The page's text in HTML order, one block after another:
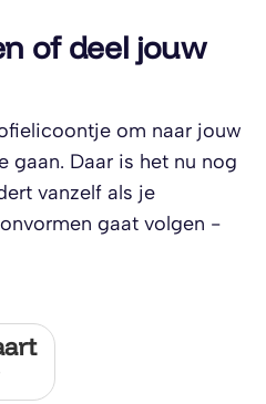
of deel jouw
om naar jouw
gaan. Daar is het nu nog
vanzelf als je
gaat volgen -